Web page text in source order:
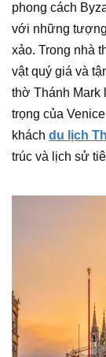
phong cách
với những
xảo. Trong nhà
vật quý giá và
thờ Thánh Mark
trọng của
khách du lịch
trúc và lịch sử